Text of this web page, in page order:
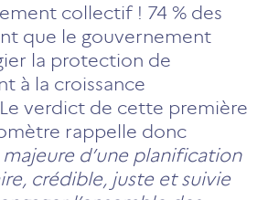
collectif ! 74 % des
que le gouvernement
la protection de
à la croissance
verdict de cette première
rappelle donc
d’une planification
crédible, juste et suivie